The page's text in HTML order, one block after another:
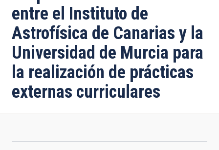
la
navegación
entre el Instituto de
Astrofísica de Canarias y la
Universidad de Murcia para
la realización de prácticas
externas curriculares